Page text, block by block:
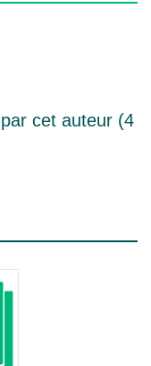
cet auteur (4